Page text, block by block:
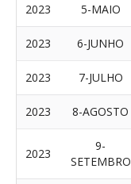
2023 5-MAIO
2023 6-JUNHO
2023 7-JULHO
2023 8-AGOSTO
2023
9-
SETEMBRO